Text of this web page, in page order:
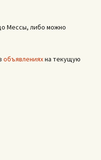
Мессы, либо можно
объявленияхна текущую